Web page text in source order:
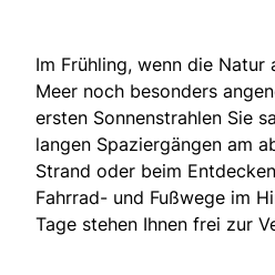
Im Frühling, wenn die Natur
Meer noch besonders
ersten Sonnenstrahlen Sie
langen Spaziergängen am
Strand oder beim
Fahrrad- und Fußwege im
Tage stehen Ihnen frei zur